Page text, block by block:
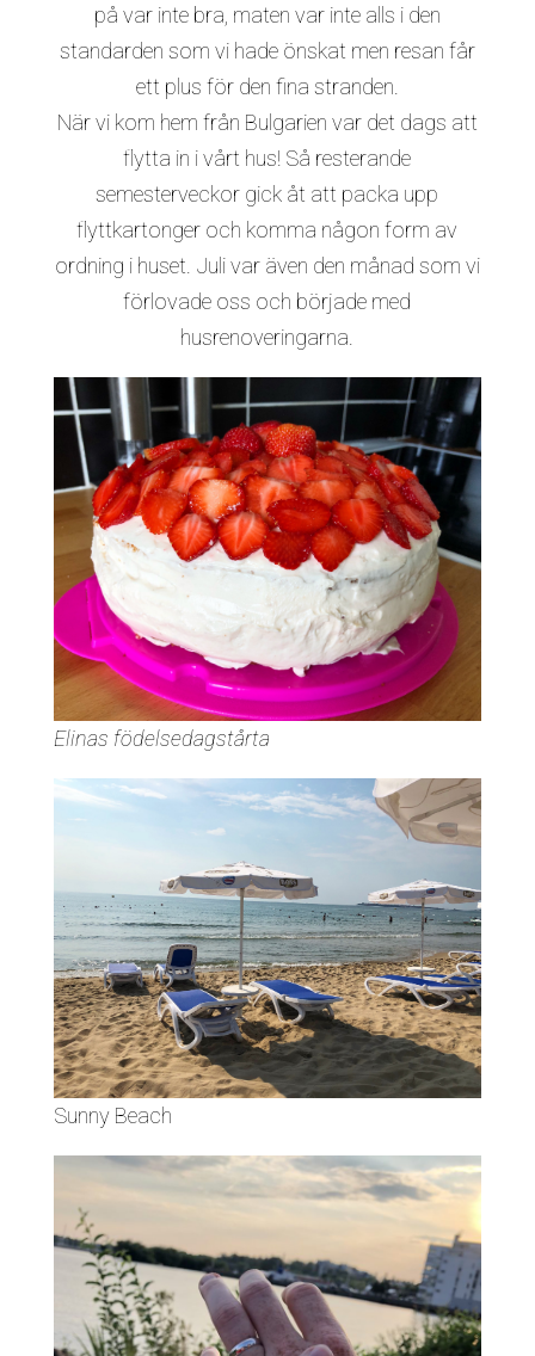
på var inte bra, maten var inte alls i den
standarden som vi hade önskat men resan får
ett plus för den fina stranden.
När vi kom hem från Bulgarien var det dags att
flytta in i vårt hus! Så resterande
semesterveckor gick åt att packa upp
flyttkartonger och komma någon form av
ordning i huset. Juli var även den månad som vi
förlovade oss och började med
husrenoveringarna.
Elinas födelsedagstårta
Sunny Beach